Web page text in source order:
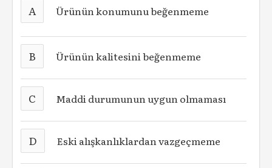
A Ürünün konumunu beğenmeme
B Ürünün kalitesini beğenmeme
C Maddi durumunun uygun olmaması
D Eski alışkanlıklardan vazgeçmeme